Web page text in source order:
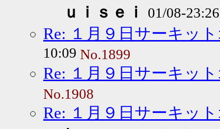
ｕｉｓｅｉ
01/08-
Re: １月９日サーキッ
10:09 No.1899
Re: １月９日サーキッ
No.1908
Re: １月９日サーキッ